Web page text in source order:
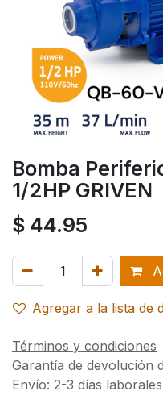
Bomba
1/2HP GRIVEN
$ 44.95
Agregar a la lista de
Términos y condiciones
Garantía de devolución
Envío: 2-3 días laborales